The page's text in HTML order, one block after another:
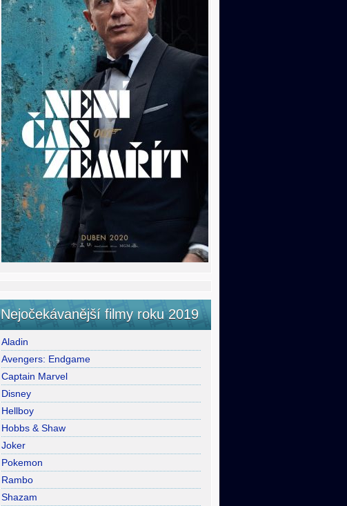
Nejočekávanější filmy roku 2019
Aladin
Avengers: Endgame
Captain Marvel
Disney
Hellboy
Hobbs & Shaw
Joker
Pokemon
Rambo
Shazam